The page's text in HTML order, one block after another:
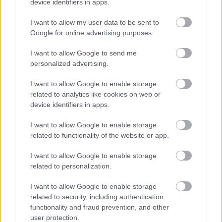
device identifiers in apps.
I want to allow my user data to be sent to
Google for online advertising purposes.
I want to allow Google to send me
personalized advertising.
I want to allow Google to enable storage
related to analytics like cookies on web or
device identifiers in apps.
I want to allow Google to enable storage
related to functionality of the website or app.
I want to allow Google to enable storage
related to personalization.
I want to allow Google to enable storage
related to security, including authentication
functionality and fraud prevention, and other
user protection.
Φωτιά στον Κουβαρά: Στις φλόγες
κτηνοτροφική μονάδα – Δείτε
φωτογραφίες και βίντεο από την
επιχείρηση κατάσβεσης